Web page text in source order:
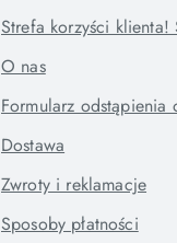
Strefa korzyści klienta!
O nas
Formularz odstąpienia
Dostawa
Zwroty i reklamacje
Sposoby płatności